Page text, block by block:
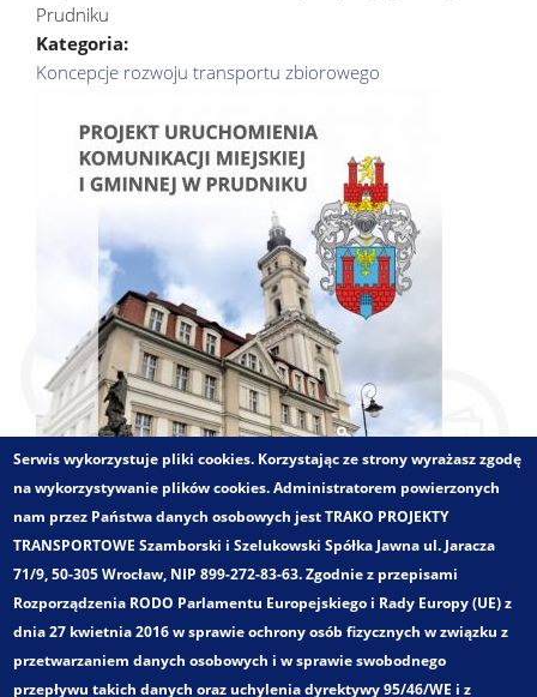
Prudniku
Kategoria:
Koncepcje rozwoju transportu zbiorowego
Zakres opracowania:
Serwis wykorzystuje pliki cookies. Korzystając ze strony wyrażasz zgodę
na wykorzystywanie plików cookies. Administratorem powierzonych
nam przez Państwa danych osobowych jest TRAKO PROJEKTY
TRANSPORTOWE Szamborski i Szelukowski Spółka Jawna ul. Jaracza
71/9, 50-305 Wrocław, NIP 899-272-83-63. Zgodnie z przepisami
Rozporządzenia RODO Parlamentu Europejskiego i Rady Europy (UE) z
dnia 27 kwietnia 2016 w sprawie ochrony osób fizycznych w związku z
przetwarzaniem danych osobowych i w sprawie swobodnego
przepływu takich danych oraz uchylenia dyrektywy 95/46/WE i z